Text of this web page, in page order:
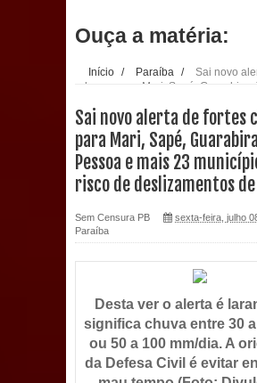
com a saúde bucal em
PDT da Paraíba faz
Prefeitura de Sapé
dentro do mês
12 milhões na economia
Prefeitura de Sapé
Ouça a matéria:
Início / Paraíba /
Sai novo
chuvas para Mari, Sapé, Guarabira,
deslizamentos de encostas
Sai novo alerta de fortes
para Mari, Sapé,
Pessoa e mais 23
risco de deslizamentos
Sem Censura PB
sexta-feira, julho
Paraíba
Desta ver o alerta é
significa chuva entre 30
ou 50 a 100 mm/dia. A
da Defesa Civil é evitar